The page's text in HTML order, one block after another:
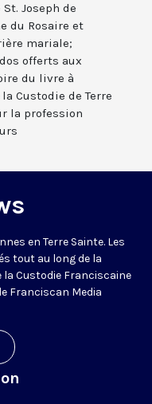
Joseph de
du Rosaire et
mariale;
offerts aux
du livre à
Custodie de Terre
la profession
en Terre Sainte. Les
tout au long de la
la Custodie Franciscaine
Franciscan Media